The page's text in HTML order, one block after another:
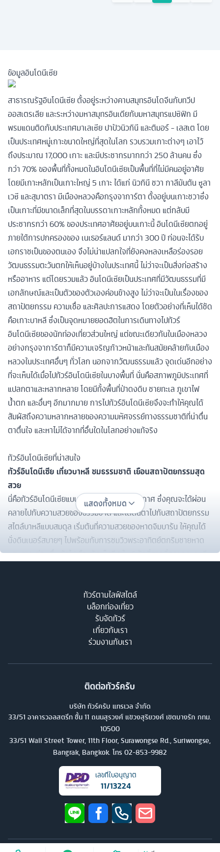
ข้อมูลอินโดนีเซีย
สาธารณรัฐอินโดนีเซีย ตั้งอยู่ระหว่างคาบสมุทรอินโดจีนกับทวีป
ออสเตรเลีย และระหว่างมหาสมุทรอินเดียกับมหาสมุทรแปซิฟิก มี
พรมแดนติดกับประเทศมาเลเซีย ปาปัวนิวกินี และติมอร์ - เลสเต โดย
เป็นประเทศหมู่เกาะขนาดใหญ่ที่สุดในโลก รวบรวมเกาะต่างๆ เอาไว้
ถึงประมาณ 17,000 เกาะ และมีประชากรมากกว่า 250 ล้านคน ซึ่ง
กว่า 70% ของพื้นที่ทั้งหมดในอินโดนีเซียเป็นพื้นที่ที่ไม่มีคนอยู่อาศัย
โดยมีเกาะหลักเป็นเกาะใหญ่ 5 เกาะ ได้แก่ นิวกินี ชวา กาลีมันตัน ซูลา
เวซี และสุมาตรา มีเมืองหลวงคือกรุงจาการ์ตา ตั้งอยู่บนเกาะชวาซึ่ง
เป็นเกาะที่มีขนาดเล็กที่สุดในบรรดาเกาะหลักทั้งหมด แต่กลับมี
ประชากรกว่า 60% ของประเทศอาศัยอยู่บนเกาะนี้ อินโดนีเซียตกอยู่
ภายใต้การปกครองของ เนเธอร์แลนด์ มากว่า 300 ปี ก่อนจะได้รับ
เอกราชเป็นของตนเอง จึงไม่น่าแปลกใจที่ยังคงหลงเหลือร่องรอย
วัฒนธรรมตะวันตกให้เห็นอยู่บ้างในประเทศนี้ ไม่ว่าจะเป็นสิ่งก่อสร้าง
หรืออาหาร แต่โดยรวมแล้ว อินโดนีเซียเป็นประเทศที่มีวัฒนธรรมที่มี
เอกลักษณ์และเป็นตัวของตัวเองค่อนข้างสูง ไม่ว่าจะเป็นในเรื่องของ
สถาปัตยกรรม ความเชื่อ และศิลปะการแสดง โดยตัวอย่างที่เห็นได้ชัด
คือเกาะบาหลี ซึ่งเป็นจุดหมายยอดฮิตในการเดินทางไปทัวร์
อินโดนีเซียของนักท่องเที่ยวส่วนใหญ่ แต่ขณะเดียวกันในเมืองหลวง
อย่างกรุงจาการ์ตาก็มีความเจริญก้าวหน้าและทันสมัยคล้ายกับเมือง
หลวงในประเทศอื่นๆ ทั่วโลก นอกจากวัฒนธรรมแล้ว จุดเด่นอีกอย่าง
ที่จะเห็นได้เมื่อไปทัวร์อินโดนีเซียในบางพื้นที่ นั่นคือสภาพภูมิประเทศที่
แปลกตาและหลากหลาย โดยมีทั้งพื้นที่ป่าดงดิบ ชายทะเล ภูเขาไฟ
น้ำตก และอื่นๆ อีกมากมาย การไปทัวร์อินโดนีเซียจึงจะทำให้คุณได้
สัมผัสถึงความหลากหลายของความมหัศจรรย์ทางธรรมชาติที่น่าตื่น
ตาตื่นใจ และหาไม่ได้จากที่อื่นใดในโลกอย่างแท้จริง
ทัวร์อินโดนีเซียที่น่าสนใจ
ทัวร์อินโดนีเซีย เที่ยวบาหลี ชมธรรมชาติ เยือนสถาปัตยกรรมสุด
สวย
นี่คือทัวร์อินโดนีเซียแบบสบายๆ ในสองบรรยากาศ ซึ่งคุณจะได้ผ่อน
คลายไปกับความสวยของธรรมชาติ และได้ตื่นตาไปกับสถาปัตยกรรม
สไตล์บาหลีแบบสมดุล เริ่มต้นที่ความสวยของหาดจิมบารัน ให้คุณได้
นั่งดินเนอร์สบายๆ ไปพร้อมกับการชมวิวพระอาทิตย์ตกริมชายหาด
แสนสวย ก่อนตื่นเช้าไปเยือนวัดเม็งวี 1 ใน 6 วัดที่สวยที่สุดของบาหลี
Gate ที่มีทิวทัศน์สวยงามและเชื่อกันว่าเป็นประตูสู่ความสงบสุข แล้ว
เดินทางต่อสู่เทือกเขาเบดูกัลอันเต็มไปด้วยทิวทัศน์สุดงดงาม ต่อด้วย
การไปเยือนวัดอูลัน ดานู ซึ่งมีจุดเด่นที่ศาลาซึ่งมีหลังคาสูง 11 ชั้น และ
มีฉากหลังเป็นภูเขาไฟตระการตา ก่อนไปเยือนทะเลสาบบราตัน
สนใจอีกมากมาย แล้วไปเยือนวิหารทานาล็อท วิหารศักดิ์สิทธิ์ซึ่งสร้าง
ผาสูงริมมหาสมุทรอินเดีย ก่อนไปตื่นตาที่สวนพระวิษณุอันยิ่งใหญ่ ซึ่ง
มีการแสดงท้องถิ่นของบาหลีให้ได้ชมกันอีกด้วย ต่อด้วยการไปแวะซื้อ
ของฝากหลากหลาย แล้วไปแวะชมอนุสาวรีย์มหาภารตะซึ่งเป็น
สัญลักษณ์ของเกาะบาหลีเป็นการปิดท้าย ทัวร์อินโดนีเซียทริปนี้สนุก
สบาย ได้ชมความสวยของบาหลีกันหลายมุมอย่างแน่นอน
ทัวร์อินโดนีเซีย เที่ยววัดเก่า ชมภูเขาไฟ ตื่นตาตื่นใจในเกาะบาหลี
หากคุณมองหาทัวร์อินโดนีเซียที่จะพาไปชมทิวทัศน์และสถาปัตยกรรม
ที่น่าสนใจในเกาะบาหลี ทัวร์นี้อาจจะตอบโจทย์คุณได้ เริ่มจากการไป
ดินเนอร์ซีฟู้ดสไตล์บาหลีกันที่ริมหาดแสนสวยอย่างจิมบารัน จากนั้น
สำคัญที่สุดในบาหลีเป็นที่แรกในตอนเช้า ก่อนไปแวะเลือกหาข้าวของ
แสดงทั้งหมด
ทัวร์ตามไลฟ์สไตล์
บล็อกท่องเที่ยว
รับจัดทัวร์
เกี่ยวกับเรา
ร่วมงานกับเรา
ติดต่อทัวร์ครับ
บริษัท ทัวร์ครับ แทรเวล จำกัด
33/51 อาคารวอลสตรีท ชั้น 11 ถนนสุรวงศ์ แขวงสุริยวงศ์ เขตบางรัก กทม.
10500
33/51 Wall Street Tower, 11th Floor, Surawongse Rd., Suriwongse,
Bangrak, Bangkok. โทร 02-853-9982
เลขที่ใบอนุญาต
11/13224